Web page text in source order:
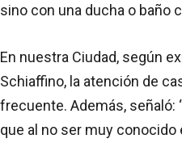
sino con una ducha o baño
En nuestra Ciudad, según
Schiaffino, la atención de
frecuente. Además, señaló:
que al no ser muy